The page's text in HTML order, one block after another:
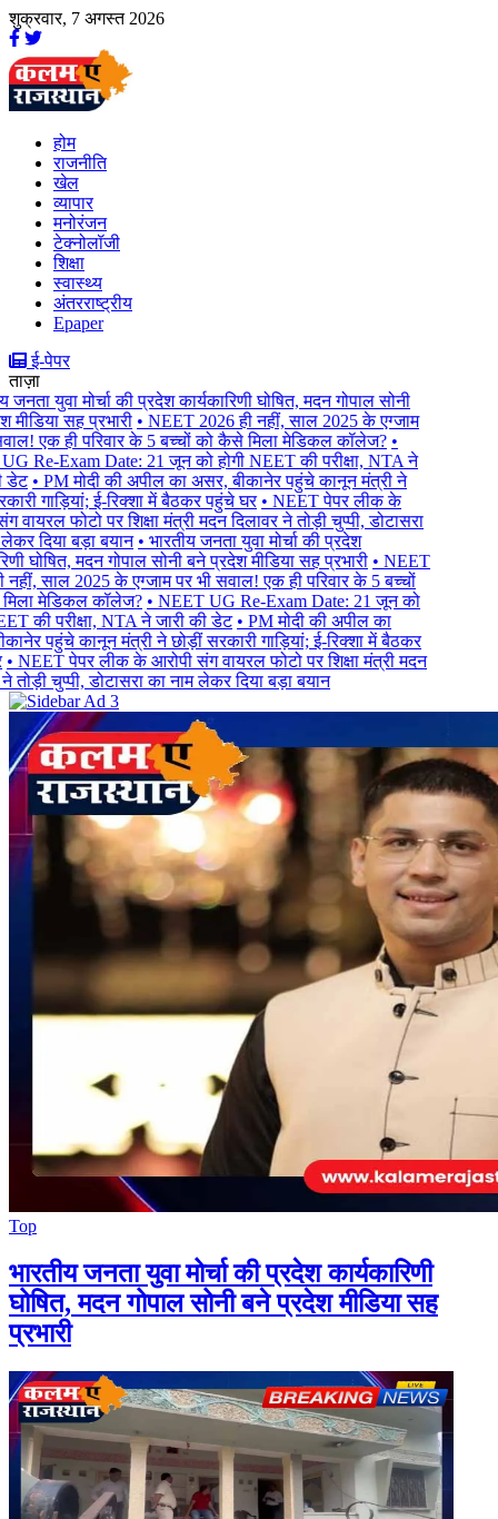
शुक्रवार, 7 अगस्त 2026
होम
राजनीति
खेल
व्यापार
मनोरंजन
टेक्नोलॉजी
शिक्षा
स्वास्थ्य
अंतरराष्ट्रीय
Epaper
ई-पेपर
ताज़ा
युवा मोर्चा की प्रदेश कार्यकारिणी घोषित, मदन गोपाल सोनी
सह प्रभारी • NEET 2026 ही नहीं, साल 2025 के एग्जाम
एक ही परिवार के 5 बच्चों को कैसे मिला मेडिकल कॉलेज? •
Re-Exam Date: 21 जून को होगी NEET की परीक्षा, NTA ने
• PM मोदी की अपील का असर, बीकानेर पहुंचे कानून मंत्री ने
गाड़ियां; ई-रिक्शा में बैठकर पहुंचे घर • NEET पेपर लीक के
फोटो पर शिक्षा मंत्री मदन दिलावर ने तोड़ी चुप्पी, डोटासरा
दिया बड़ा बयान • भारतीय जनता युवा मोर्चा की प्रदेश
घोषित, मदन गोपाल सोनी बने प्रदेश मीडिया सह प्रभारी • NEET
साल 2025 के एग्जाम पर भी सवाल! एक ही परिवार के 5 बच्चों
मेडिकल कॉलेज? • NEET UG Re-Exam Date: 21 जून को
की परीक्षा, NTA ने जारी की डेट • PM मोदी की अपील का
पहुंचे कानून मंत्री ने छोड़ीं सरकारी गाड़ियां; ई-रिक्शा में बैठकर
NEET पेपर लीक के आरोपी संग वायरल फोटो पर शिक्षा मंत्री मदन
चुप्पी, डोटासरा का नाम लेकर दिया बड़ा बयान
Top
भारतीय जनता युवा मोर्चा की प्रदेश कार्यकारिणी
घोषित, मदन गोपाल सोनी बने प्रदेश मीडिया सह
प्रभारी